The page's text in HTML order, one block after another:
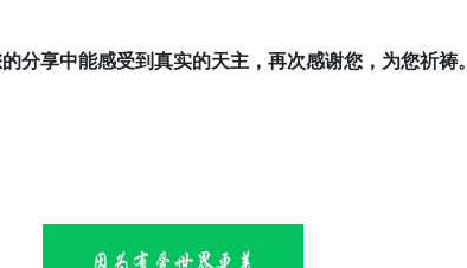
分享中能感受到真实的天主，再次感谢您，为您祈祷。